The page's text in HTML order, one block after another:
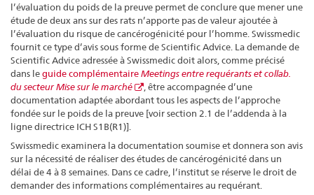
l’évaluation du poids de la preuve permet de conclure que mener une
étude de deux ans sur des rats n’apporte pas de valeur ajoutée à
l’évaluation du risque de cancérogénicité pour l’homme. Swissmedic
fournit ce type d’avis sous forme de Scientific Advice. La demande de
Scientific Advice adressée à Swissmedic doit alors, comme précisé
dans leguide complémentaireMeetings entre requérants et collab.
du secteur Mise sur le marché
, être accompagnée d’une
documentation adaptée abordant tous les aspects de l’approche
fondée sur le poids de la preuve [voir section 2.1 de l’addenda à la
ligne directrice ICH S1B(R1)].
Swissmedic examinera la documentation soumise et donnera son avis
sur la nécessité de réaliser des études de cancérogénicité dans un
délai de 4 à 8 semaines. Dans ce cadre, l’institut se réserve le droit de
demander des informations complémentaires au requérant.